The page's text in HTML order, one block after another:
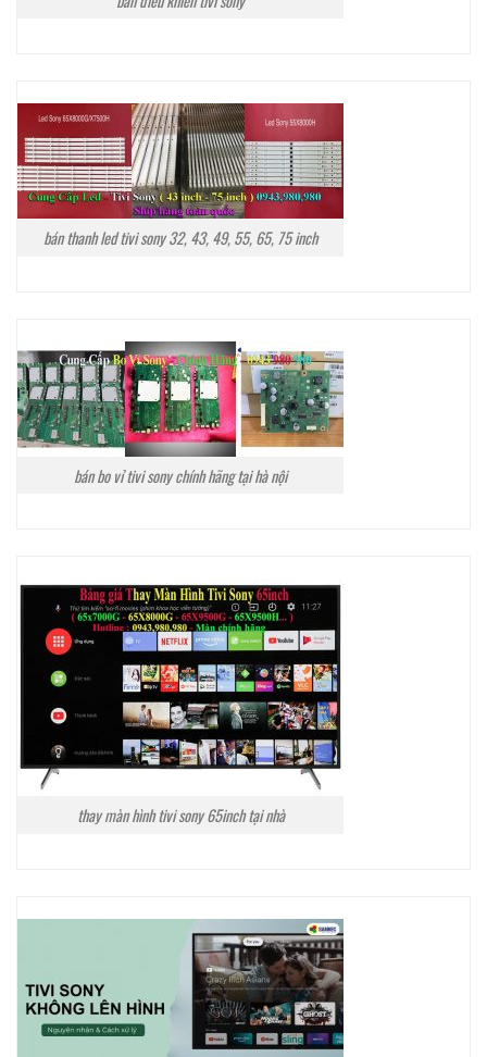
bán thanh led tivi sony 32, 43, 49, 55, 65, 75 inch
bán bo vỉ tivi sony chính hãng tại hà nội
thay màn hình tivi sony 65inch tại nhà